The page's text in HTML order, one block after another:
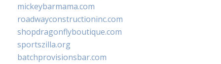
mickeybarmama.com
roadwayconstructioninc.com
shopdragonflyboutique.com
sportszilla.org
batchprovisionsbar.com